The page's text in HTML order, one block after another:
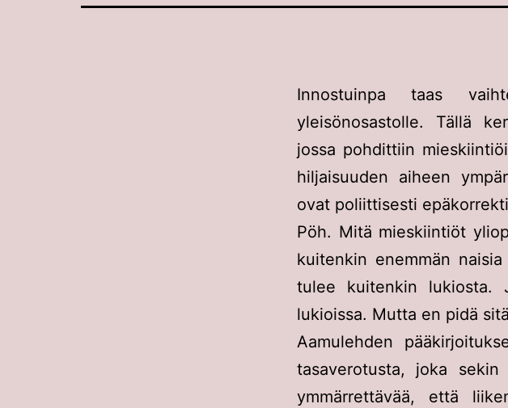
Innostuinpa taas
yleisönosastolle. Tällä
jossa pohdittiin
hiljaisuuden aiheen
ovat poliittisesti
Pöh. Mitä mieskiintiöt
kuitenkin enemmän
tulee kuitenkin lukiosta.
lukioissa. Mutta en pidä
Aamulehden
tasaverotusta, joka
ymmärrettävää, että